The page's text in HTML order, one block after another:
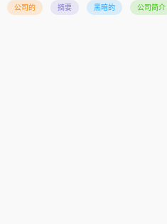
公司的 摘要 黑暗的 公司简介